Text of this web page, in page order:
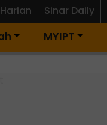
Sinar Daily
MYIPT